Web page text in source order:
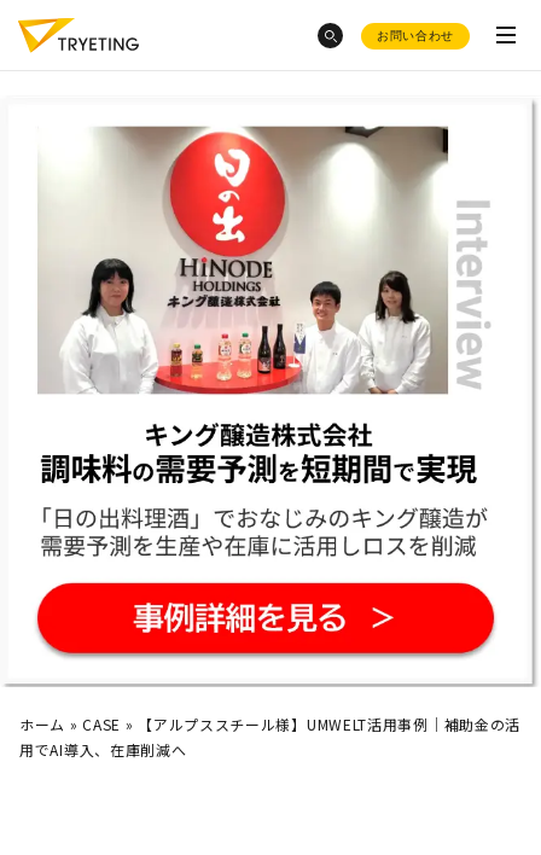
ノーコード予測AI・UMWELT(ウムベルト)
シフト作成AI・HRBEST(ハーベスト)
会社概要
ご活用事例
お役立ち資料集
product
company
Twitter Facebook
お問い合わせ
トピックスから探す
フードロス削減に効く需要予測っ
て？
変形労働時間制
とシフト制の
違い
トラック物流改善へのAI活用
お菓子の需要予測
ノーコードで業務効率化？ シフト作成を自動化したい
福祉・仮設レンタルの在庫適正化が
したい
AIで売上予測はどうやる
AI活用の現場のホンネ
化粧品大手・オルビス社のAI活用
AIによる需要予測8選 介護現場でのシフト作成っ
て？
ホーム »CASE »
【アルプススチール様】UMWELT活用事例｜補助金の活
用でAI導入、在庫削減へ